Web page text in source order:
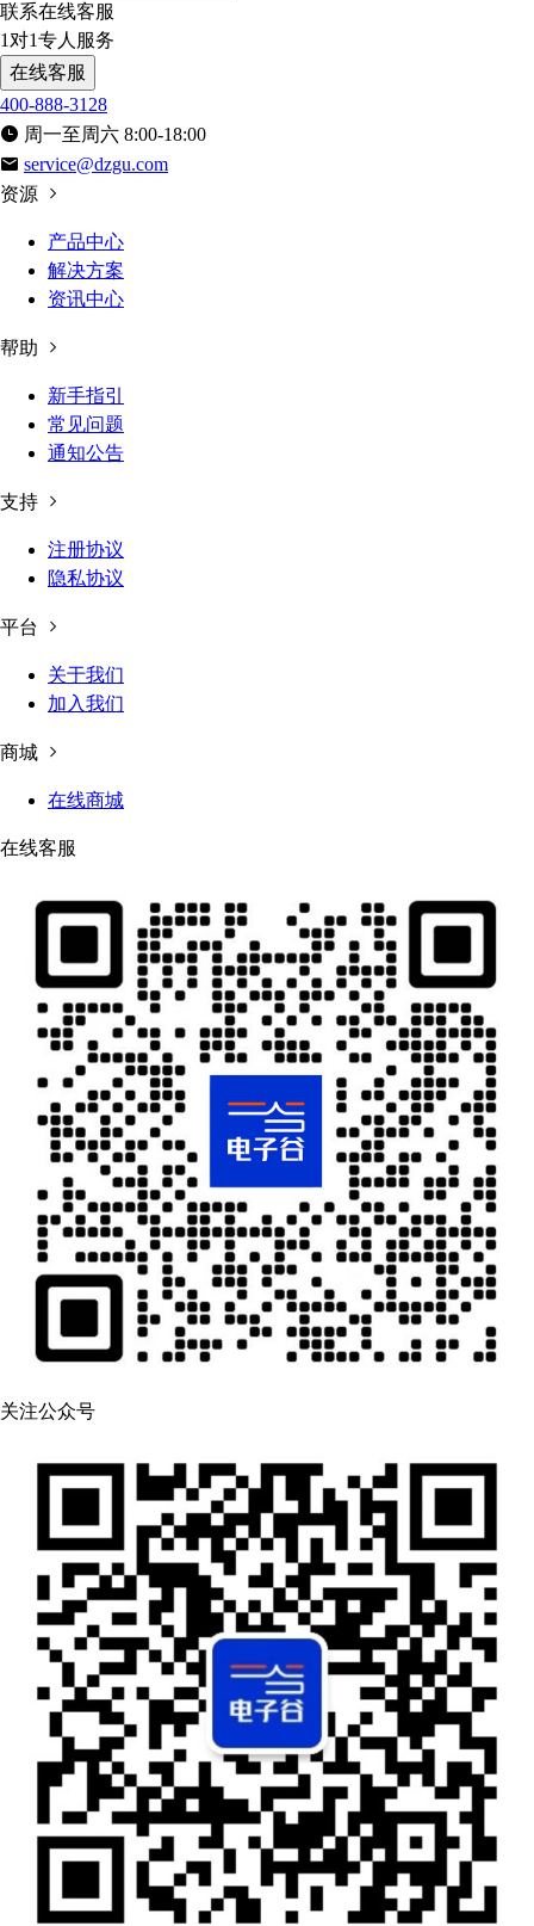
联系在线客服
1对1专人服务
在线客服
400-888-3128
周一至周六 8:00-18:00
service@dzgu.com
资源
产品中心
解决方案
资讯中心
帮助
新手指引
常见问题
通知公告
支持
注册协议
隐私协议
平台
关于我们
加入我们
商城
在线商城
在线客服
关注公众号